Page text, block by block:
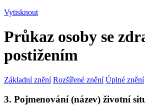
Vytisknout
Průkaz osoby se
postižením
Základní znění Rozšířené znění Úplné znění
3. Pojmenování (název) životní